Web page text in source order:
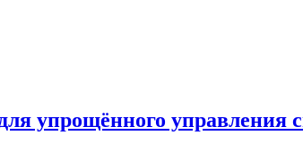
упрощённого управления